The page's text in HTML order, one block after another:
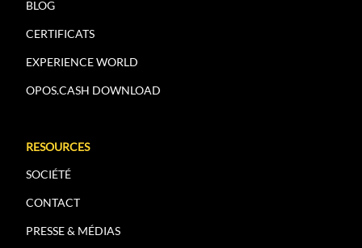
BLOG
CERTIFICATS
EXPERIENCE WORLD
OPOS.CASH DOWNLOAD
RESOURCES
SOCIÉTÉ
CONTACT
PRESSE & MÉDIAS